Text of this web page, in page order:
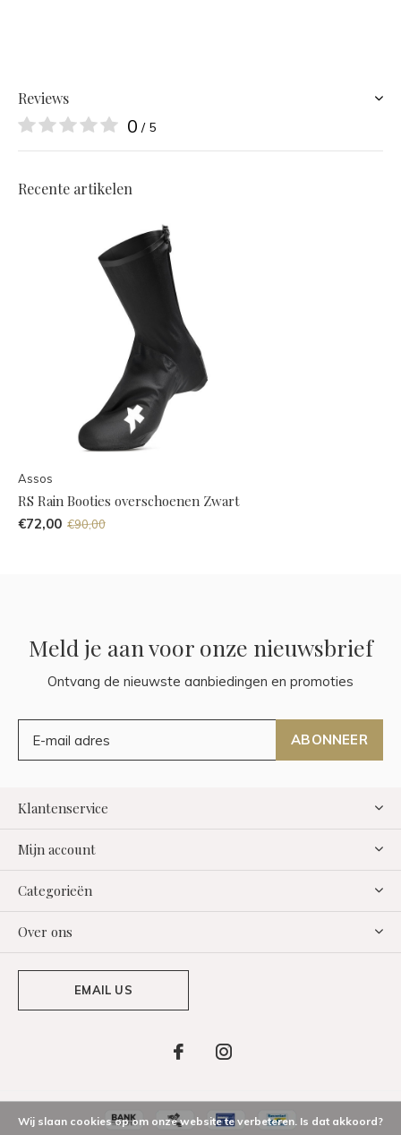
Reviews
0 / 5
Recente artikelen
Assos
RS Rain Booties overschoenen Zwart
€72,00 €90,00
Meld je aan voor onze nieuwsbrief
Ontvang de nieuwste aanbiedingen en promoties
ABONNEER
Klantenservice
Mijn account
Categorieën
Over ons
EMAIL US
Wij slaan cookies op om onze website te verbeteren. Is dat akkoord?